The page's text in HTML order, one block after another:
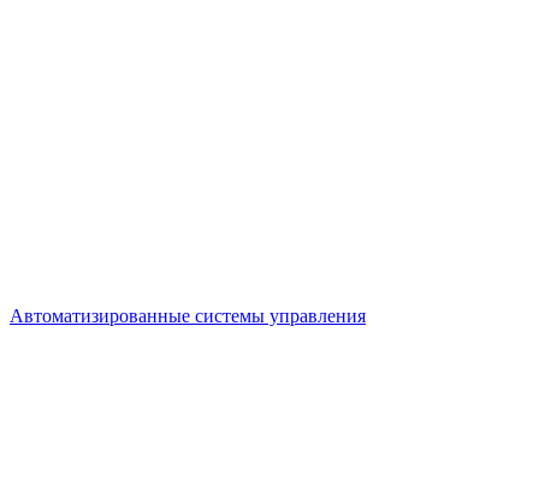
Автоматизированные системы управления